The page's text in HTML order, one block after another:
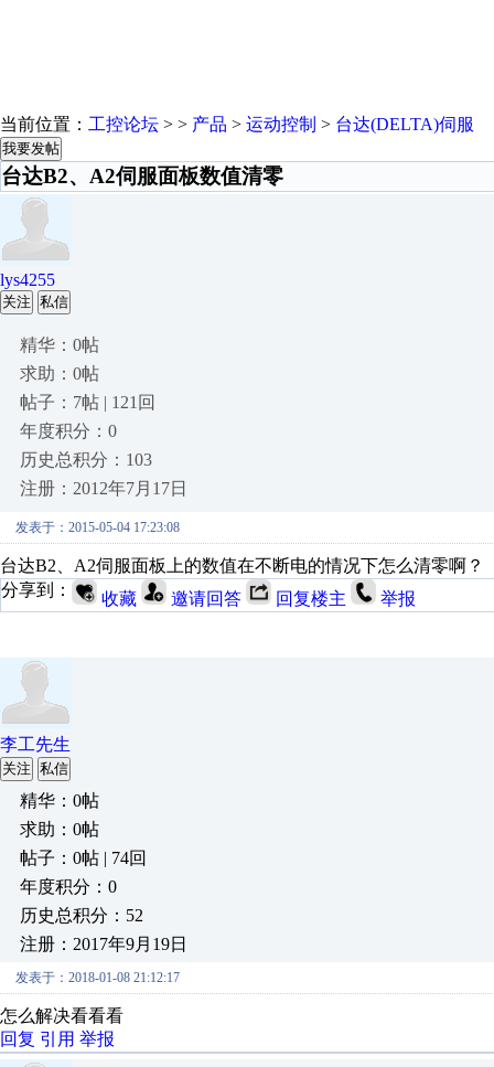
当前位置： 工控论坛 > > 产品 > 运动控制 > 台达(DELTA)伺服
我要发帖
台达B2、A2伺服面板数值清零
lys4255
关注 私信
精华：0帖
求助：0帖
帖子：7帖 | 121回
年度积分：0
历史总积分：103
注册：2012年7月17日
发表于：2015-05-04 17:23:08
台达B2、A2伺服面板上的数值在不断电的情况下怎么清零啊？
分享到：
收藏 邀请回答 回复楼主 举报
李工先生
关注 私信
精华：0帖
求助：0帖
帖子：0帖 | 74回
年度积分：0
历史总积分：52
注册：2017年9月19日
发表于：2018-01-08 21:12:17
怎么解决看看看
回复 引用 举报